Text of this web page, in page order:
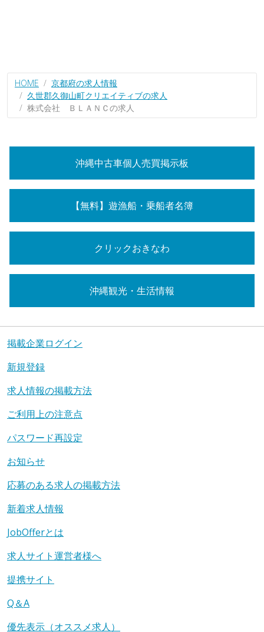
HOME
京都府の求人情報
久世郡久御山町クリエイティブの求人
株式会社 ＢＬＡＮＣの求人
沖縄中古車個人売買掲示板
【無料】遊漁船・乗船者名簿
クリックおきなわ
沖縄観光・生活情報
掲載企業ログイン
新規登録
求人情報の掲載方法
ご利用上の注意点
パスワード再設定
お知らせ
応募のある求人の掲載方法
新着求人情報
JobOfferとは
求人サイト運営者様へ
提携サイト
Q＆A
優先表示（オススメ求人）